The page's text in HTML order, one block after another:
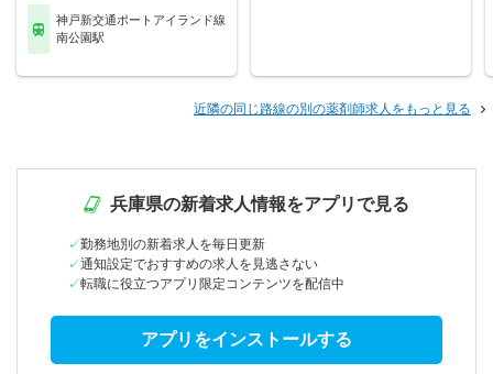
神戸新交通ポートアイランド線
南公園駅
近隣の同じ路線の別の薬剤師求人をもっと見る
兵庫県の新着求人情報をアプリで見る
勤務地別の新着求人を毎日更新
通知設定でおすすめの求人を見逃さない
転職に役立つアプリ限定コンテンツを配信中
アプリをインストールする